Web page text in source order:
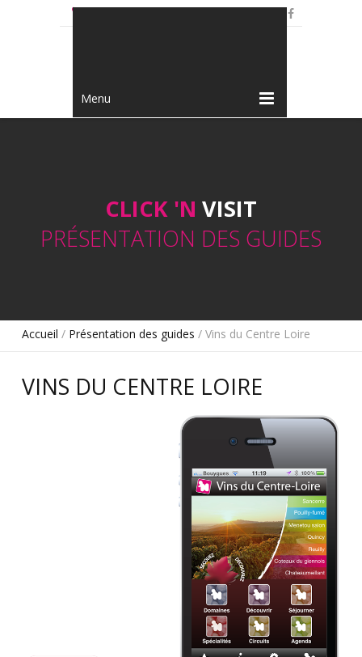
+33 3 80 73 11 12
Menu
CLICK 'N VISIT
PRÉSENTATION DES GUIDES
Accueil / Présentation des guides / Vins du Centre Loire
VINS DU CENTRE LOIRE